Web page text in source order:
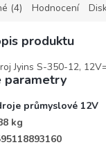
(4) Hodnocení
produktu
Jyins S-350-12,
parametry
průmyslové 12V
kg